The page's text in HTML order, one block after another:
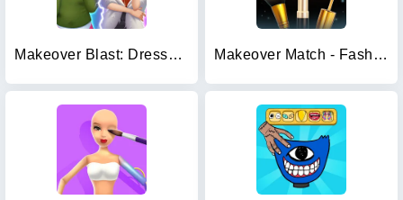
Makeover Blast: Dressup Salon Makeover Match - Fashion Game